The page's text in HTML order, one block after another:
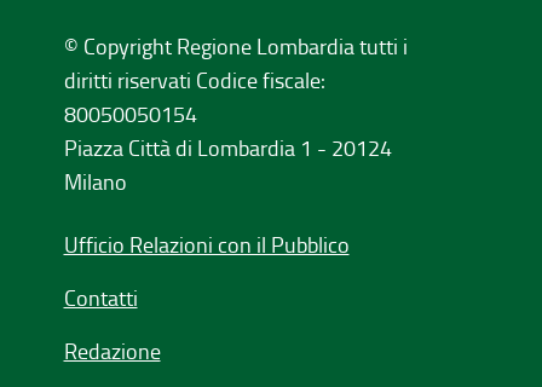
© Copyright Regione Lombardia tutti i
diritti riservati Codice fiscale:
80050050154
Piazza Città di Lombardia 1 - 20124
Milano
Ufficio Relazioni con il Pubblico
Contatti
Redazione